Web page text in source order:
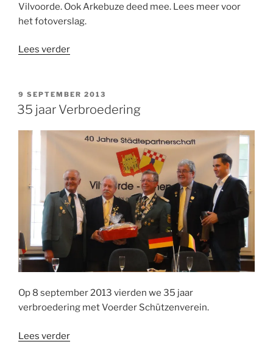
Vilvoorde. Ook Arkebuze deed mee. Lees meer voor
het fotoverslag.
Lees verder“Vrijetijdsmarkt
GEPLAATST
OP
9 SEPTEMBER 2013
35 jaar Verbroedering
Op 8 september 2013 vierden we 35 jaar
verbroedering met Voerder Schützenverein.
Lees verder“35